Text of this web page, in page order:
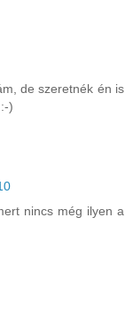
de szeretnék én is
)
nincs még ilyen a